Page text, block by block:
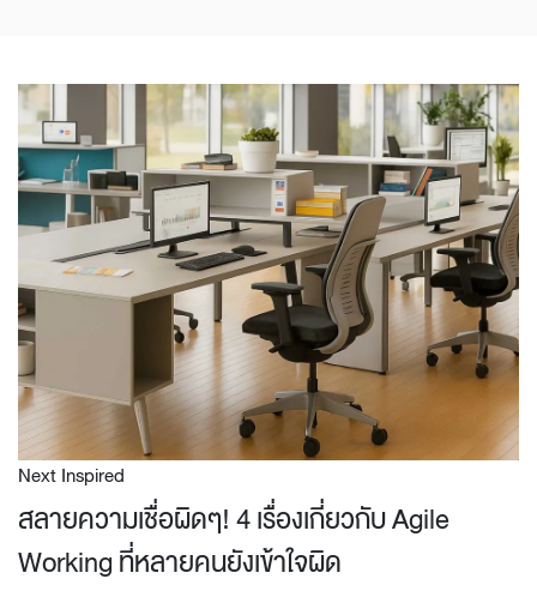
Next Inspired
สลายความเชื่อผิดๆ! 4 เรื่องเกี่ยวกับ Agile
Working ที่หลายคนยังเข้าใจผิด